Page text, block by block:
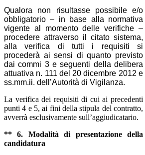
Qualora non risultasse possibile e/o
obbligatorio – in base alla normativa
vigente al momento delle verifiche –
procedere attraverso il citato sistema,
alla verifica di tutti i requisiti si
procederà ai sensi di quanto previsto
dai commi 3 e seguenti della delibera
attuativa n. 111 del 20 dicembre 2012 e
ss.mm.ii. dell’Autorità di Vigilanza.
La verifica dei requisiti di cui ai precedenti
punti 4 e 5, ai fini della stipula del contratto,
avverrà esclusivamente sull’aggiudicatario.
** 6. Modalità di presentazione della
candidatura